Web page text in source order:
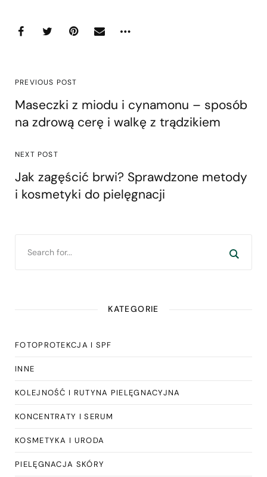
PREVIOUS POST
Maseczki z miodu i cynamonu – sposób
na zdrową cerę i walkę z trądzikiem
NEXT POST
Jak zagęścić brwi? Sprawdzone metody
i kosmetyki do pielęgnacji
KATEGORIE
FOTOPROTEKCJA I SPF
INNE
KOLEJNOŚĆ I RUTYNA PIELĘGNACYJNA
KONCENTRATY I SERUM
KOSMETYKA I URODA
PIELĘGNACJA SKÓRY